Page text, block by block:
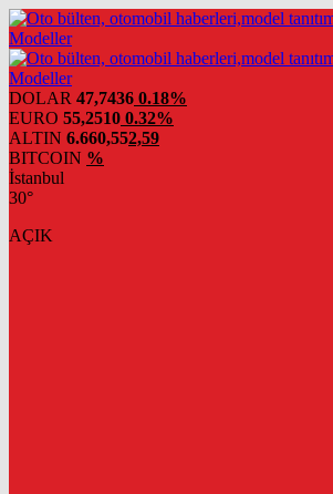
DOLAR 47,7436 0.18%
EURO 55,2510 0.32%
ALTIN 6.660,552,59
BITCOIN %
İstanbul
30°
AÇIK